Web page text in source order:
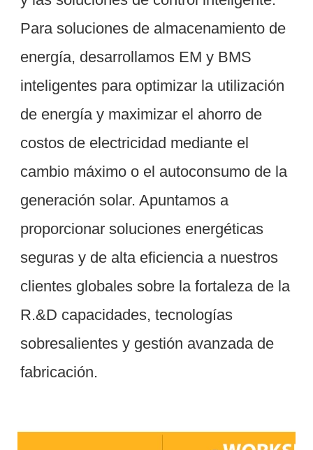
Para soluciones de almacenamiento de
energía, desarrollamos EM y BMS
inteligentes para optimizar la utilización
de energía y maximizar el ahorro de
costos de electricidad mediante el
cambio máximo o el autoconsumo de la
generación solar. Apuntamos a
proporcionar soluciones energéticas
seguras y de alta eficiencia a nuestros
clientes globales sobre la fortaleza de la
R.&D capacidades, tecnologías
sobresalientes y gestión avanzada de